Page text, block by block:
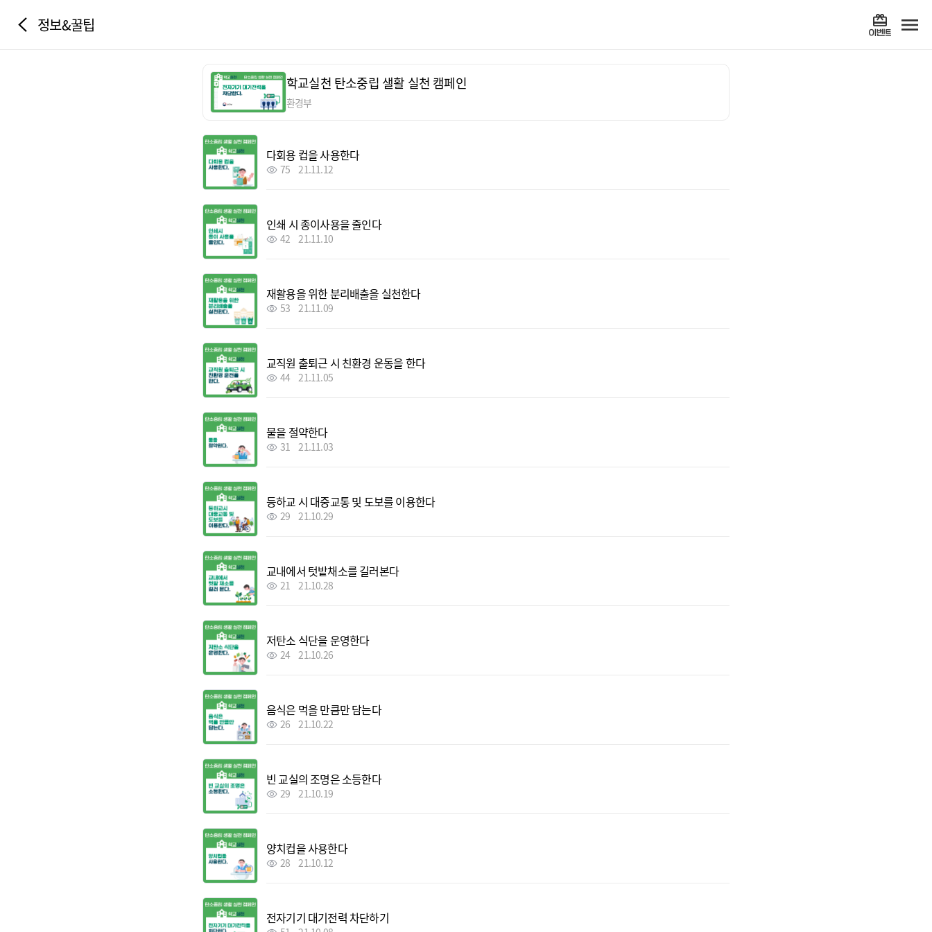
정보&꿀팁
학교실천 탄소중립 샐활 실천 캠페인
환경부
다회용 컵을 사용한다
75 21.11.12
인쇄 시 종이사용을 줄인다
42 21.11.10
재활용을 위한 분리배출을 실천한다
53 21.11.09
교직원 출퇴근 시 친환경 운동을 한다
44 21.11.05
물을 절약한다
31 21.11.03
등하교 시 대중교통 및 도보를 이용한다
29 21.10.29
교내에서 텃밭채소를 길러본다
21 21.10.28
저탄소 식단을 운영한다
24 21.10.26
음식은 먹을 만큼만 담는다
26 21.10.22
빈 교실의 조명은 소등한다
29 21.10.19
양치컵을 사용한다
28 21.10.12
전자기기 대기전력 차단하기